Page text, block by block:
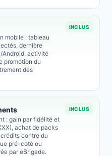
mobile : tableau
dernière
Android, activité
promotion du
des
INCLUS
: gain par fidélité et
achat de packs
contre du
pré-coté ou
par eBrigade.
INCLUS